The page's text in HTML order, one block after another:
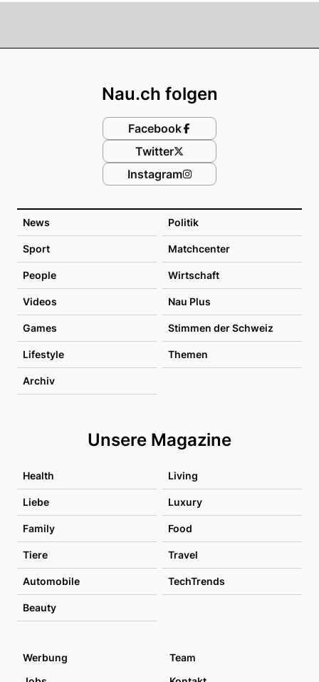
News Politik
Sport Matchcenter
People Wirtschaft
Videos Nau Plus
Games Stimmen der Schweiz
Lifestyle Themen
Archiv
Unsere Magazine
Health Living
Liebe Luxury
Family Food
Tiere Travel
Automobile TechTrends
Beauty
Nau.ch folgen
Facebook
Twitter
Instagram
Werbung
Team